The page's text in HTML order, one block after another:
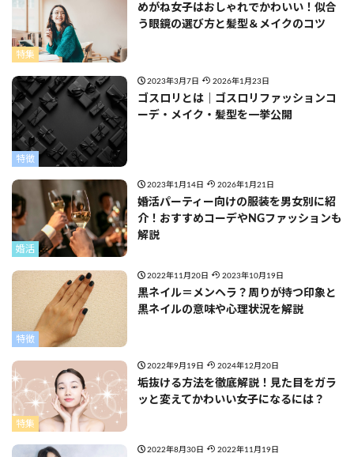
特集
めがね女子はおしゃれでかわいい！似合
う眼鏡の選び方と髪型＆メイクのコツ
特徴
2023年3月7日 2026年1月23日
ゴスロリとは｜ゴスロリファッションコ
ーデ・メイク・髪型を一挙公開
婚活
2023年1月14日 2026年1月21日
婚活パーティー向けの服装を男女別に紹
介！おすすめコーデやNGファッションも
解説
特徴
2022年11月20日 2023年10月19日
黒ネイル＝メンヘラ？周りが持つ印象と
黒ネイルの意味や心理状況を解説
特集
2022年9月19日 2024年12月20日
垢抜ける方法を徹底解説！見た目をガラ
ッと変えてかわいい女子になるには？
2022年8月30日 2022年11月19日